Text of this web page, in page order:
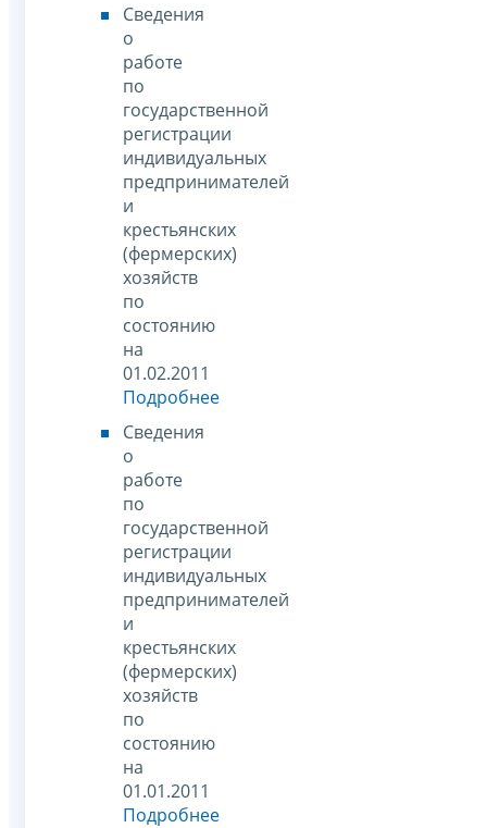
Сведения
о
работе
по
государственной
регистрации
индивидуальных
предпринимателей
и
крестьянских
(фермерских)
хозяйств
по
состоянию
на
01.02.2011
Подробнее
Сведения
о
работе
по
государственной
регистрации
индивидуальных
предпринимателей
и
крестьянских
(фермерских)
хозяйств
по
состоянию
на
01.01.2011
Подробнее